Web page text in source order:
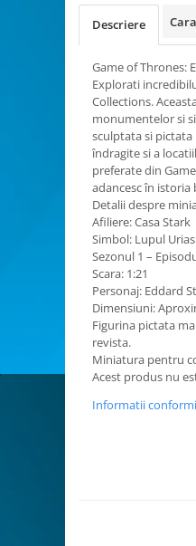
Decor interior miniatural
Plante si Flori miniaturale
Bauturi miniaturale
Mancare miniaturala
Figurine miniaturale
Animale miniaturale
Papusi miniaturale
Casute de papusi
SETURI SI PACHETE CADOU
MACHETE AUTO SCARA 1:43
Machete Auto Romanesti 1:43
Miniaturi Dacia, ARO si
Machete Politie / Carabinieri
Machete Auto Civile la Scara
Descriere
Game of Thrones:
Explorati
Collections.
monumentelor si
sculptata si
îndragite si a
preferate din
adancesc în istoria
Detalii despre
Afiliere: Casa Stark
Simbol: Lupul Urias
Sezonul 1 –
Scara: 1:21
Personaj: Eddard
Dimensiuni:
Figurina pictata
revista.
Miniatura pentru
Acest produs nu
Informatii